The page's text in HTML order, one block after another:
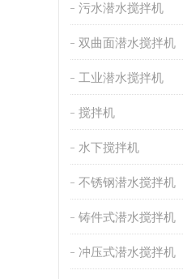
污水潜水搅拌机
双曲面潜水搅拌机
工业潜水搅拌机
搅拌机
水下搅拌机
不锈钢潜水搅拌机
铸件式潜水搅拌机
冲压式潜水搅拌机